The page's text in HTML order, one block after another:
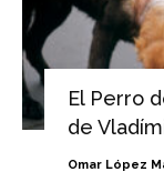
El Perro
de
Omar López